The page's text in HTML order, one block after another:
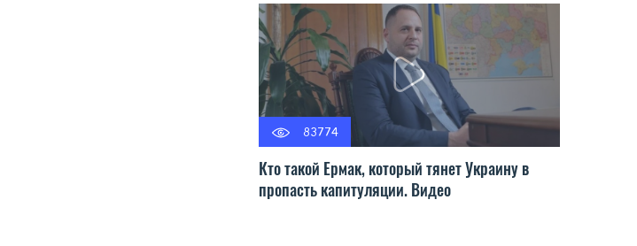
83774
Кто такой Ермак, который тянет Украину в
пропасть капитуляции. Видео